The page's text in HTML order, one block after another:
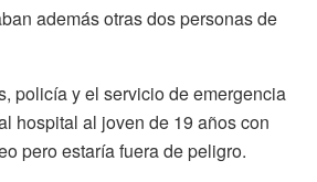
además otras dos personas de
policía y el servicio de emergencia
hospital al joven de 19 años con
pero estaría fuera de peligro.